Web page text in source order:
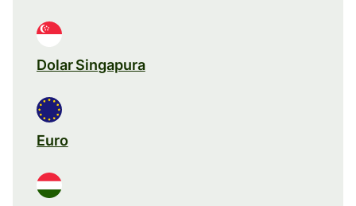
Dolar Singapura
Euro